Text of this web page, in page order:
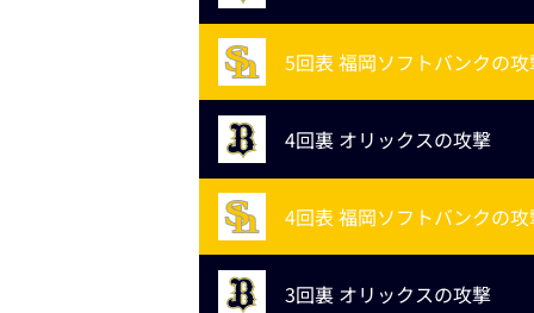
5回表 福岡ソフトバンクの
4回裏 オリックスの攻撃
4回表 福岡ソフトバンクの
3回裏 オリックスの攻撃